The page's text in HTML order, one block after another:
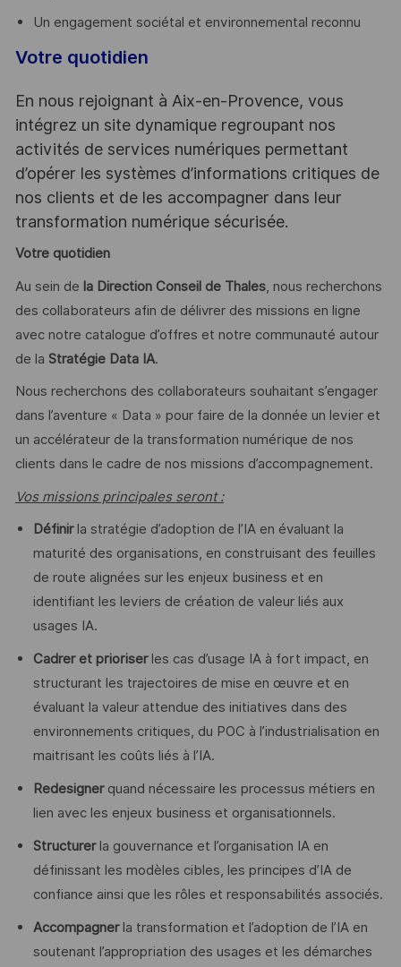
Un engagement sociétal et environnemental reconnu
Votre quotidien
En nous rejoignant à Aix-en-Provence, vous
intégrez un site dynamique regroupant nos
activités de services numériques permettant
d’opérer les systèmes d’informations critiques de
nos clients et de les accompagner dans leur
transformation numérique sécurisée.
Votre quotidien
Au sein de la Direction Conseil de Thales, nous recherchons
des collaborateurs afin de délivrer des missions en ligne
avec notre catalogue d’offres et notre communauté autour
de la Stratégie Data IA.
Nous recherchons des collaborateurs souhaitant s’engager
dans l’aventure « Data » pour faire de la donnée un levier et
un accélérateur de la transformation numérique de nos
clients dans le cadre de nos missions d’accompagnement.
Vos missions principales seront :
Définir la stratégie d’adoption de l’IA en évaluant la
maturité des organisations, en construisant des feuilles
de route alignées sur les enjeux business et en
identifiant les leviers de création de valeur liés aux
usages IA.
Cadrer et prioriser les cas d’usage IA à fort impact, en
structurant les trajectoires de mise en œuvre et en
évaluant la valeur attendue des initiatives dans des
environnements critiques, du POC à l’industrialisation en
maitrisant les coûts liés à l’IA.
Redesigner quand nécessaire les processus métiers en
lien avec les enjeux business et organisationnels.
Structurer la gouvernance et l’organisation IA en
définissant les modèles cibles, les principes d’IA de
confiance ainsi que les rôles et responsabilités associés.
Accompagner la transformation et l’adoption de l’IA en
soutenant l’appropriation des usages et les démarches